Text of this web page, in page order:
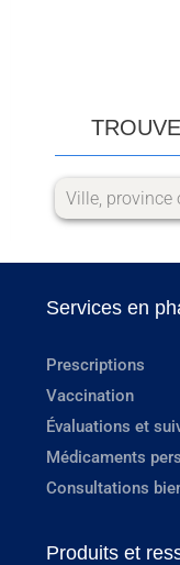
Services en
Prescriptions
Vaccination
Évaluations et
Médicaments
Consultations
Produits et